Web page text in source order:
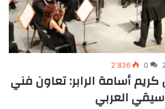
0 2٬836
أسامة الرابر: تعاون فني
العربي